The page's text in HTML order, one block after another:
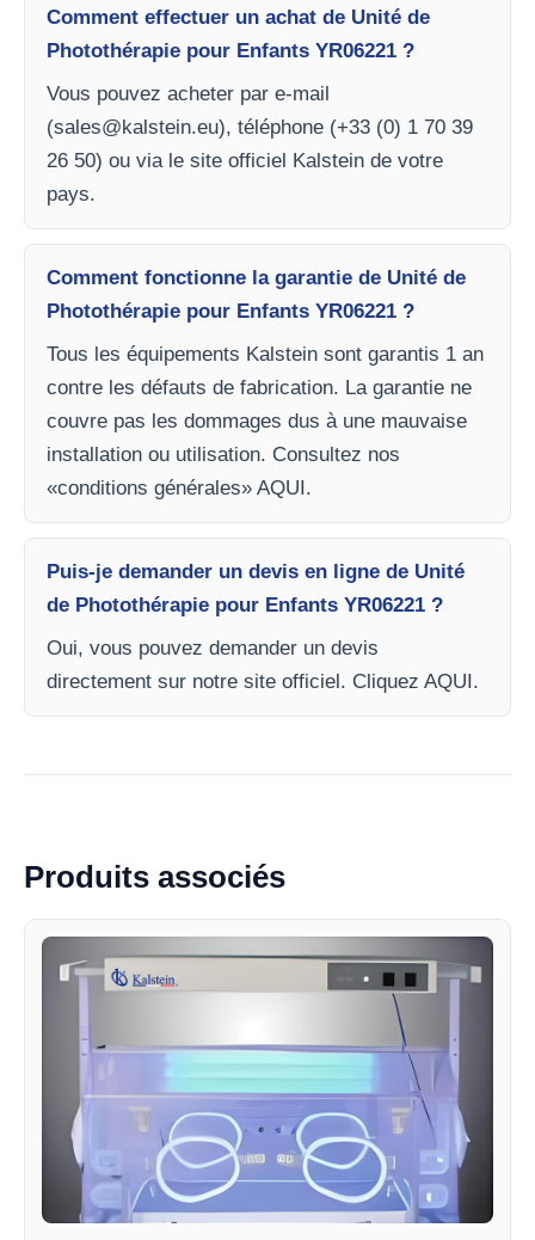
Comment effectuer un achat de Unité de
Photothérapie pour Enfants YR06221 ?
Vous pouvez acheter par e-mail
(sales@kalstein.eu), téléphone (+33 (0) 1 70 39
26 50) ou via le site officiel Kalstein de votre
pays.
Comment fonctionne la garantie de Unité de
Photothérapie pour Enfants YR06221 ?
Tous les équipements Kalstein sont garantis 1 an
contre les défauts de fabrication. La garantie ne
couvre pas les dommages dus à une mauvaise
installation ou utilisation. Consultez nos
«conditions générales» AQUI.
Puis-je demander un devis en ligne de Unité
de Photothérapie pour Enfants YR06221 ?
Oui, vous pouvez demander un devis
directement sur notre site officiel. Cliquez AQUI.
Produits associés